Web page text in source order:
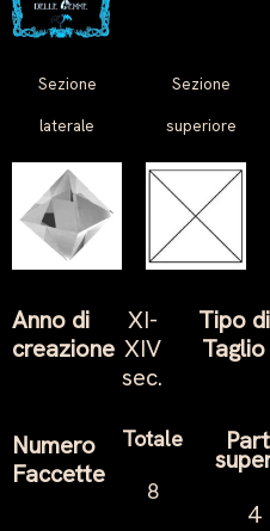
Sezione
laterale
Sezione
superiore
Anno di
creazione
XI-
XIV
sec.
Tipo di
Taglio
Numero
Faccette
Totale
8
4